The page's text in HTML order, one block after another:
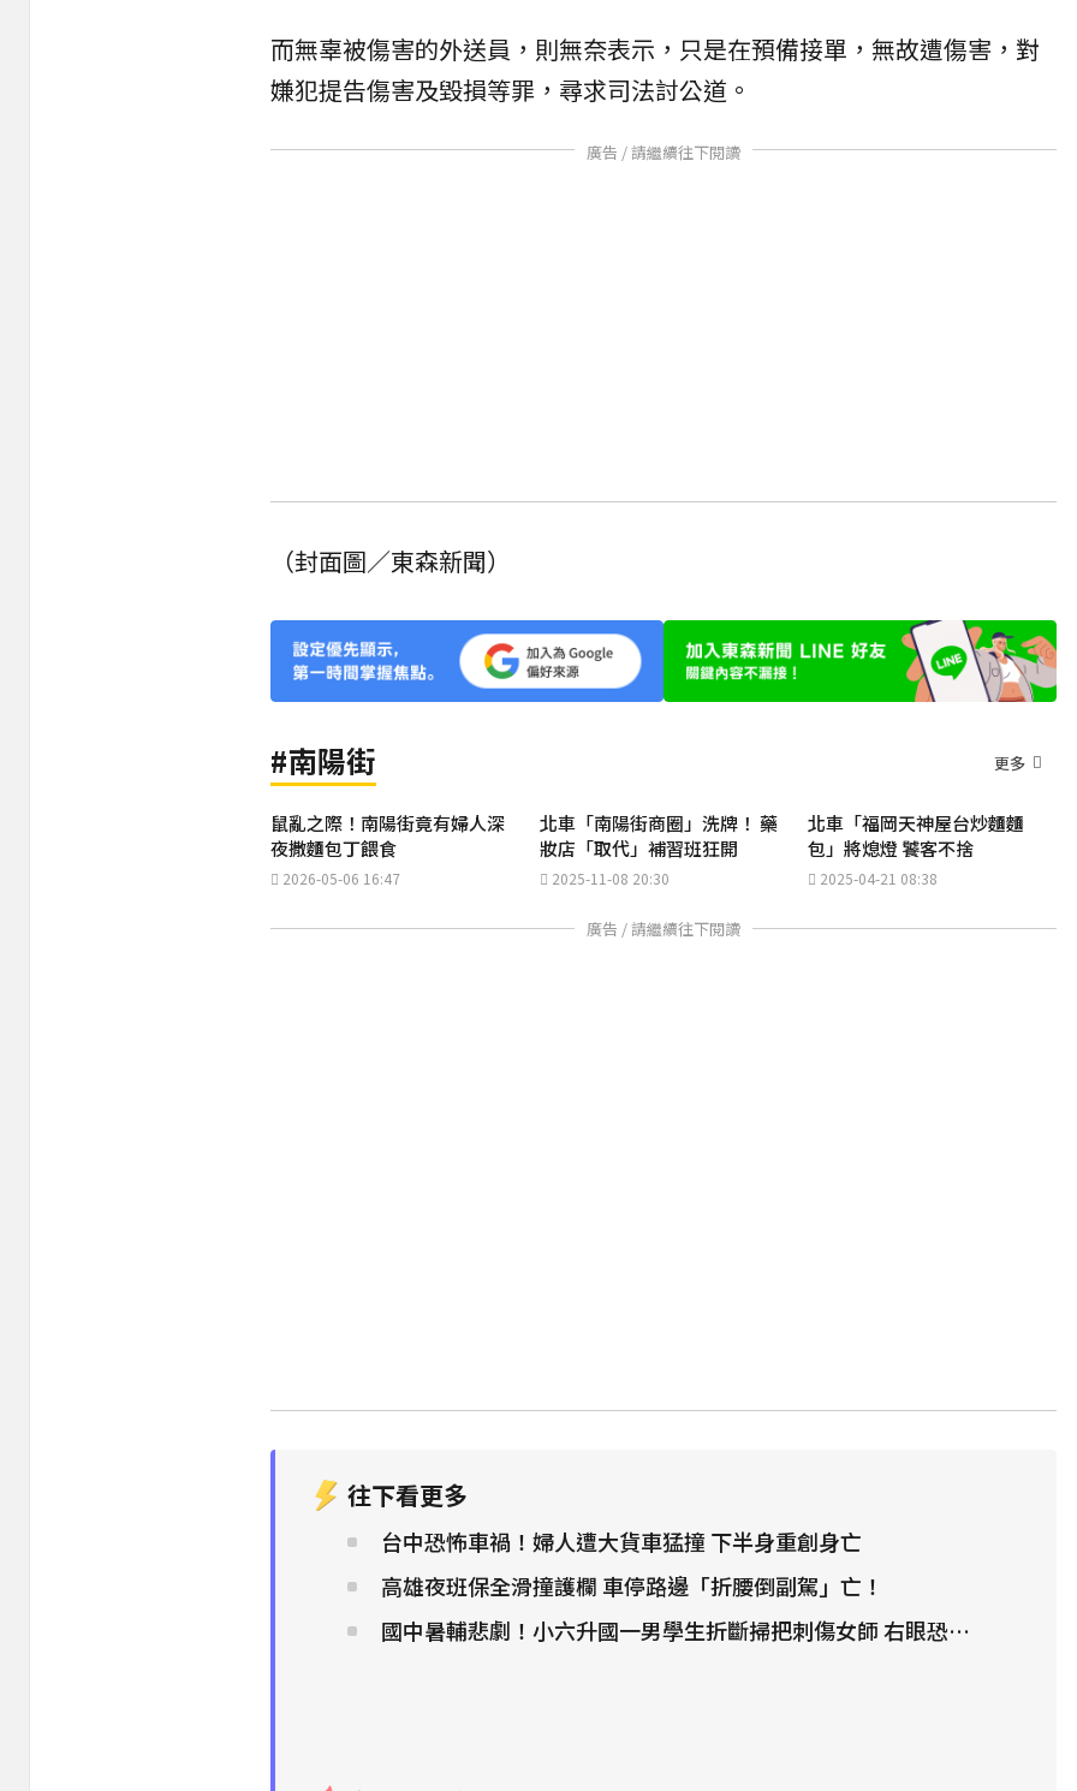
而無辜被傷害的外送員，則無奈表示，只是在預備接單，無故遭傷害，對
嫌犯提告傷害及毀損等罪，尋求司法討公道。
廣告 / 請繼續往下閱讀
（封面圖／東森新聞）
#南陽街 更多
鼠亂之際！南陽街竟有婦人深
夜撒麵包丁餵食
2026-05-06 16:47
北車「南陽街商圈」洗牌！ 藥
妝店「取代」補習班狂開
2025-11-08 20:30
北車「福岡天神屋台炒麵麵
包」將熄燈 饕客不捨
2025-04-21 08:38
廣告 / 請繼續往下閱讀
往下看更多
台中恐怖車禍！婦人遭大貨車猛撞 下半身重創身亡
高雄夜班保全滑撞護欄 車停路邊「折腰倒副駕」亡！
國中暑輔悲劇！小六升國一男學生折斷掃把刺傷女師 右眼恐失明